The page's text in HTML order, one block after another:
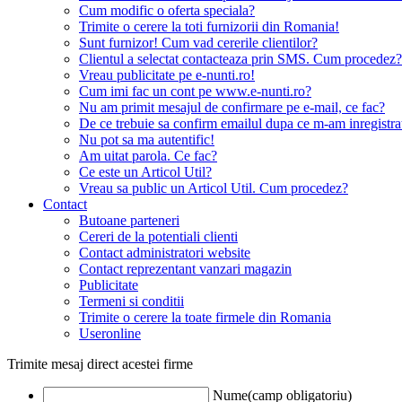
Cum modific o oferta speciala?
Trimite o cerere la toti furnizorii din Romania!
Sunt furnizor! Cum vad cererile clientilor?
Clientul a selectat contacteaza prin SMS. Cum procedez?
Vreau publicitate pe e-nunti.ro!
Cum imi fac un cont pe www.e-nunti.ro?
Nu am primit mesajul de confirmare pe e-mail, ce fac?
De ce trebuie sa confirm emailul dupa ce m-am
Nu pot sa ma autentific!
Am uitat parola. Ce fac?
Ce este un Articol Util?
Vreau sa public un Articol Util. Cum procedez?
Contact
Butoane parteneri
Cereri de la potentiali clienti
Contact administratori website
Contact reprezentant vanzari magazin
Publicitate
Termeni si conditii
Trimite o cerere la toate firmele din Romania
Useronline
Trimite mesaj direct acestei firme
Nume(camp obligatoriu)